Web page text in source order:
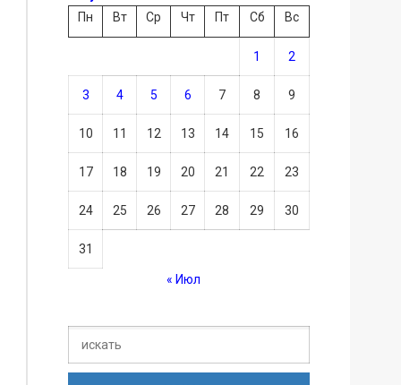
Пн
Вт Ср Чт Пт Сб Вс
1 2
3 4 5 6 7 8 9
10 11 12 13 14 15 16
17 18 19 20 21 22 23
24 25 26 27 28 29 30
31
« Июл